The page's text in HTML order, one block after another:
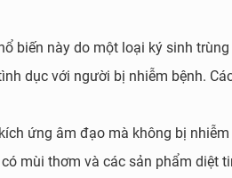
biến này do một loại ký sinh
dục với người bị nhiễm bệnh.
ứng âm đạo mà không bị
mùi thơm và các sản phẩm diệt